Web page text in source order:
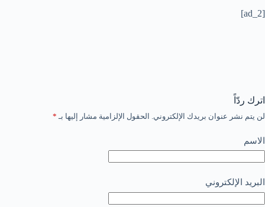
[ad_2]
اترك ردّاً
لن يتم نشر عنوان بريدك الإلكتروني. الحقول الإلزامية مشار إليها بـ *
الاسم
البريد الإلكتروني